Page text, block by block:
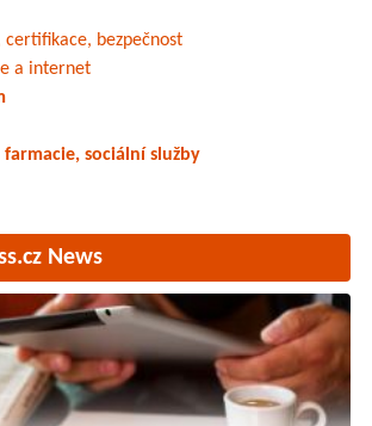
certifikace, bezpečnost
a internet
sociální služby
News